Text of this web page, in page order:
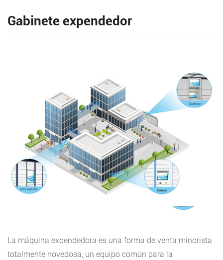
Gabinete expendedor
La máquina expendedora es una forma de venta minorista
totalmente novedosa, un equipo común para la